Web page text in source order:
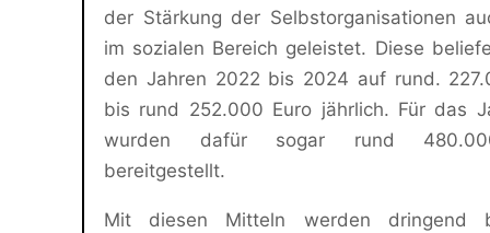
der Stärkung der Selbstorganisationen
im sozialen Bereich geleistet. Diese
den Jahren 2022 bis 2024 auf rund.
bis rund 252.000 Euro jährlich. Für das
wurden dafür sogar rund
bereitgestellt.
Mit diesen Mitteln werden dringend